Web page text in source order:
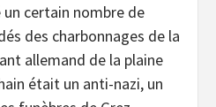
certain nombre de
des charbonnages de la
allemand de la plaine
était un anti-nazi, un